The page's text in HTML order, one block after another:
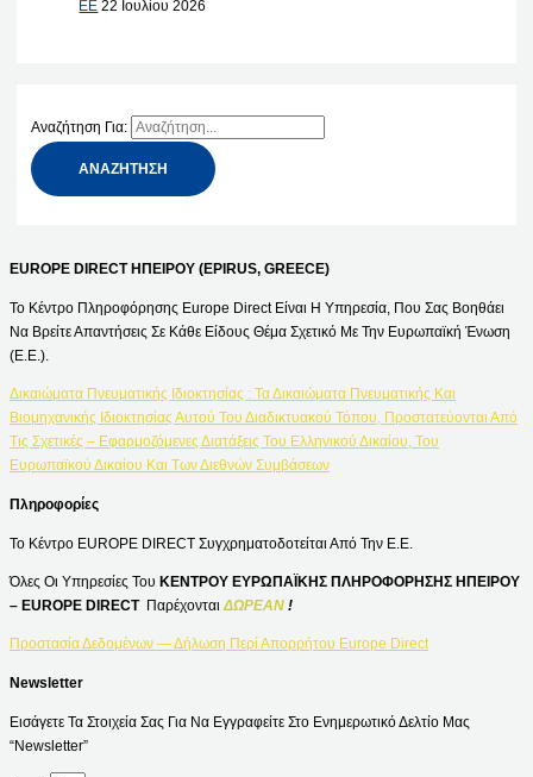
ΕΕ 22 Ιουλίου 2026
Αναζήτηση Για:
EUROPE DIRECT ΗΠΕΙΡΟΥ (EPIRUS, GREECE)
Το Κέντρο Πληροφόρησης Europe Direct Είναι Η Υπηρεσία, Που Σας Βοηθάει
Να Βρείτε Απαντήσεις Σε Κάθε Είδους Θέμα Σχετικό Με Την Ευρωπαϊκή Ένωση
(Ε.Ε.).
Δικαιώματα Πνευματικής Ιδιοκτησίας : Τα Δικαιώματα Πνευματικής Και
Βιομηχανικής Ιδιοκτησίας Αυτού Του Διαδικτυακού Τόπου, Προστατεύονται Από
Τις Σχετικές – Εφαρμοζόμενες Διατάξεις Του Ελληνικού Δικαίου, Του
Ευρωπαϊκού Δικαίου Και Των Διεθνών Συμβάσεων
Πληροφορίες
Το Κέντρο EUROPE DIRECT Συγχρηματοδοτείται Από Την Ε.Ε.
Όλες Οι Υπηρεσίες Του ΚΕΝΤΡΟΥ ΕΥΡΩΠΑΪΚΗΣ ΠΛΗΡΟΦΟΡΗΣΗΣ ΗΠΕΙΡΟΥ
– EUROPE DIRECT Παρέχονται ΔΩΡΕΑΝ !
Προστασία Δεδομένων — Δήλωση Περί Απορρήτου Europe Direct
Newsletter
Εισάγετε Τα Στοιχεία Σας Για Να Εγγραφείτε Στο Ενημερωτικό Δελτίο Μας
“Newsletter”